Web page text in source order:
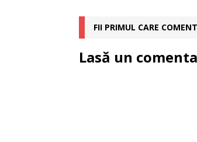
FII PRIMUL CARE
Lasă un